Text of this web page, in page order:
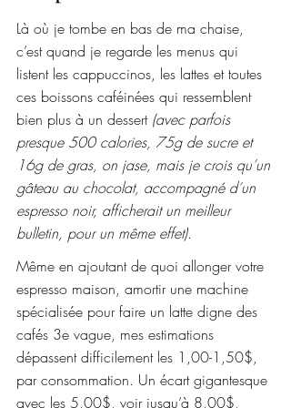
Là où je tombe en bas de ma chaise,
c’est quand je regarde les menus qui
listent les cappuccinos, les lattes et toutes
ces boissons caféinées qui ressemblent
bien plus à un dessert (avec parfois
presque 500 calories, 75g de sucre et
16g de gras, on jase, mais je crois qu’un
gâteau au chocolat, accompagné d’un
espresso noir, afficherait un meilleur
bulletin, pour un même effet).
Même en ajoutant de quoi allonger votre
espresso maison, amortir une machine
spécialisée pour faire un latte digne des
cafés 3e vague, mes estimations
dépassent difficilement les 1,00-1,50$,
par consommation. Un écart gigantesque
avec les 5,00$, voir jusqu’à 8,00$,